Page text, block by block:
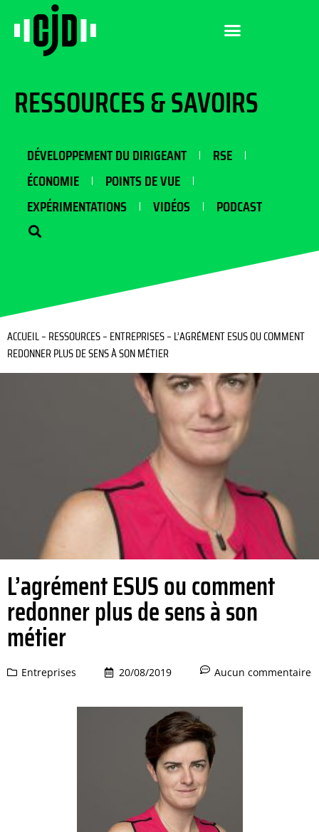
RESSOURCES & SAVOIRS
DÉVELOPPEMENT DU DIRIGEANT
RSE
ÉCONOMIE
POINTS DE VUE
EXPÉRIMENTATIONS
VIDÉOS PODCAST
ACCUEIL– RESSOURCES– ENTREPRISES– L’AGRÉMENT ESUS OU COMMENT
REDONNER PLUS DE SENS À SON MÉTIER
L’agrément ESUS ou comment
redonner plus de sens à son
métier
Entreprises 20/08/2019 Aucun commentaire